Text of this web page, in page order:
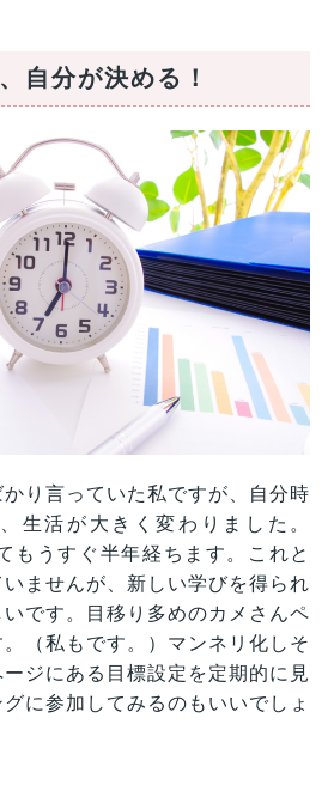
自分が決める！
かり言っていた私ですが、自分時
生活が大きく変わりました。
もうすぐ半年経ちます。これと
ませんが、新しい学びを得られ
です。目移り多めのカメさんペ
（私もです。）マンネリ化しそ
ジにある目標設定を定期的に見
に参加してみるのもいいでしょ